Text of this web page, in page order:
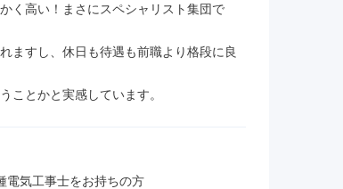
く高い！まさにスペシャリスト集団で
ますし、休日も待遇も前職より格段に良
ことかと実感しています。
電気工事士をお持ちの方